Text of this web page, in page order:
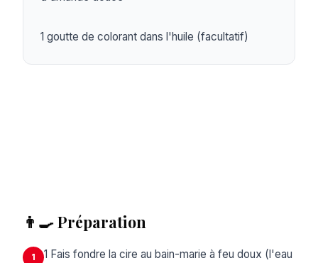
1 goutte de colorant dans l'huile (facultatif)
👨‍🍳 Préparation
1
1 Fais fondre la cire au bain-marie à feu doux (l'eau